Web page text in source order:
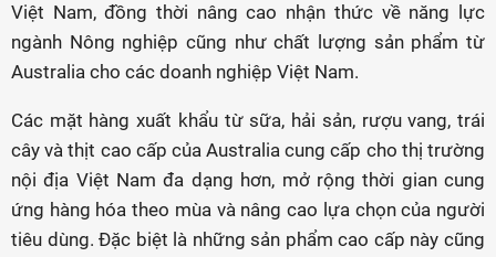
Việt Nam, đồng thời nâng cao nhận thức về năng lực
ngành Nông nghiệp cũng như chất lượng sản phẩm từ
Australia cho các doanh nghiệp Việt Nam.
Các mặt hàng xuất khẩu từ sữa, hải sản, rượu vang, trái
cây và thịt cao cấp của Australia cung cấp cho thị trường
nội địa Việt Nam đa dạng hơn, mở rộng thời gian cung
ứng hàng hóa theo mùa và nâng cao lựa chọn của người
tiêu dùng. Đặc biệt là những sản phẩm cao cấp này cũng